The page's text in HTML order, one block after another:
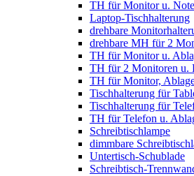
TH für Monitor u.
Laptop-Tischhalterung
drehbare
drehbare MH für 2
TH für Monitor u.
TH für 2 Monitoren u.
TH für Monitor,
Tischhalterung für
Tischhalterung für
TH für Telefon u.
Schreibtischlampe
dimmbare
Untertisch-Schublade
Schreibtisch-